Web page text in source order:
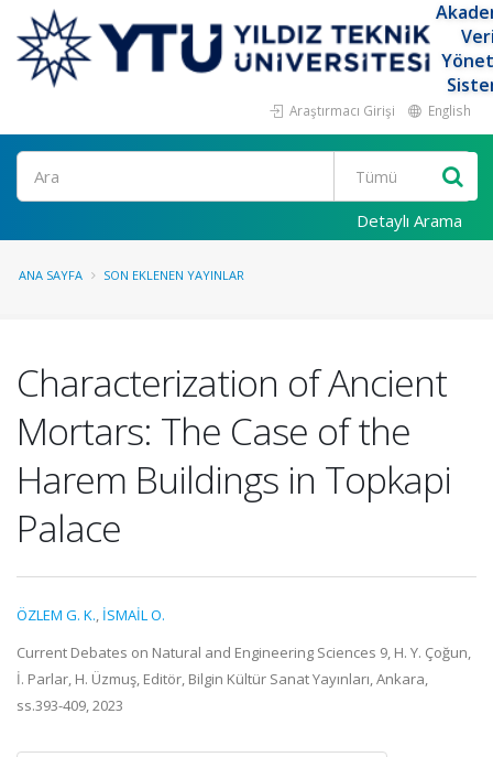
Araştırmacı Girişi English
Ara
Detaylı Arama
ANA SAYFA SON EKLENEN YAYINLAR
Characterization of Ancient
Mortars: The Case of the
Harem Buildings in Topkapi
Palace
ÖZLEM G. K., İSMAİL O.
Current Debates on Natural and Engineering Sciences 9, H. Y. Çoğun,
İ. Parlar, H. Üzmuş, Editör, Bilgin Kültür Sanat Yayınları, Ankara,
ss.393-409, 2023